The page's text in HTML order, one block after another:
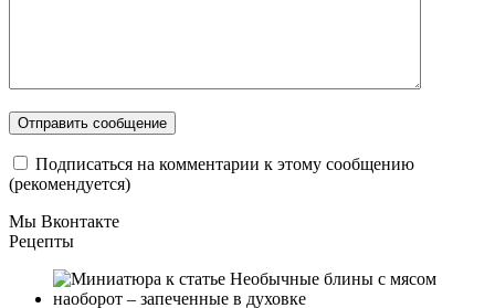
Подписаться на комментарии к этому сообщению
(рекомендуется)
Мы Вконтакте
Рецепты